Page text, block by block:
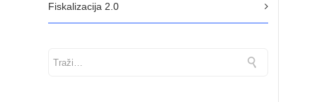
Fiskalizacija 2.0